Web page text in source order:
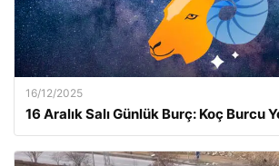
16/12/2025
16 Aralık Salı Günlük Burç: Koç Burcu